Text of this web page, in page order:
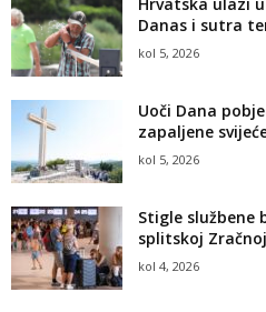
Hrvatska ulazi
Danas i sutra
kol 5, 2026
Uoči Dana
zapaljene
kol 5, 2026
Stigle službene
splitskoj
kol 4, 2026